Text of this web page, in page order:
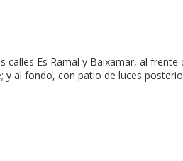
calles Es Ramal y Baixamar, al
y al fondo, con patio de luces